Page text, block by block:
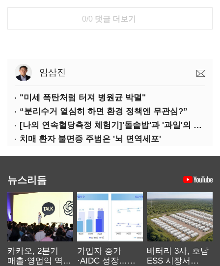
0/0 댓글 더보기
임삼진
"미세 폭탄처럼 터져 병원균 박멸"
“분리수거 열심히 하면 환경 정책엔 무관심?”
[나의 연속혈당측정 체험기]'돌솥밥'과 '과일'의 놀라운 배신
치매 환자 불면증 주범은 '뇌 면역세포'
뉴스리듬
카카오, 2분기
매출·영업익 역대
가입자 증가
·AIDC 성장…
배터리 3사, 호남
ESS 시장서